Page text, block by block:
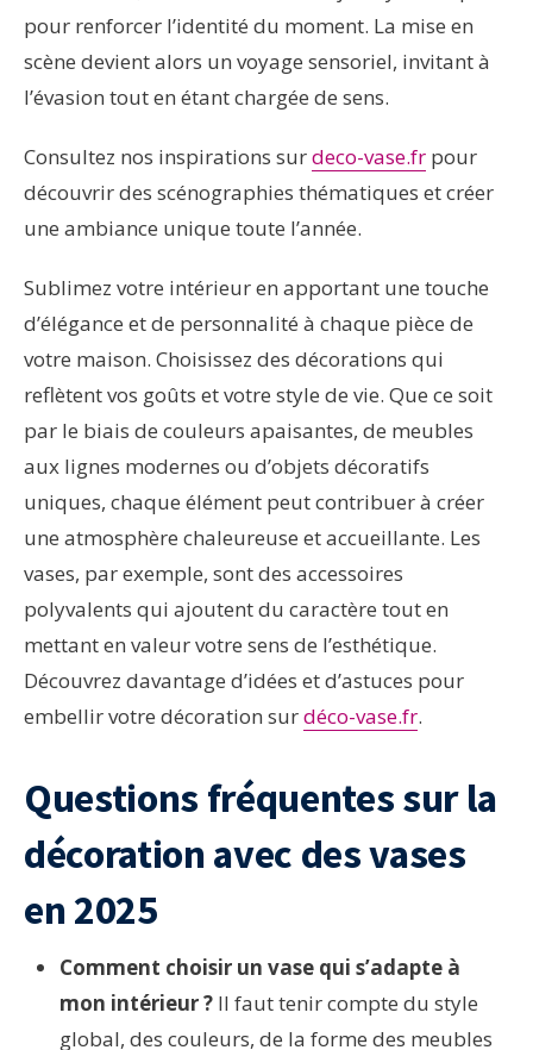
pour renforcer l’identité du moment. La mise en
scène devient alors un voyage sensoriel, invitant à
l’évasion tout en étant chargée de sens.
Consultez nos inspirations surdeco-vase.fr pour
découvrir des scénographies thématiques et créer
une ambiance unique toute l’année.
Sublimez votre intérieur en apportant une touche
d’élégance et de personnalité à chaque pièce de
votre maison. Choisissez des décorations qui
reflètent vos goûts et votre style de vie. Que ce soit
par le biais de couleurs apaisantes, de meubles
aux lignes modernes ou d’objets décoratifs
uniques, chaque élément peut contribuer à créer
une atmosphère chaleureuse et accueillante. Les
vases, par exemple, sont des accessoires
polyvalents qui ajoutent du caractère tout en
mettant en valeur votre sens de l’esthétique.
Découvrez davantage d’idées et d’astuces pour
embellir votre décoration surdéco-vase.fr.
Questions fréquentes sur la
décoration avec des vases
en 2025
Comment choisir un vase qui s’adapte à
mon intérieur ? Il faut tenir compte du style
global, des couleurs, de la forme des meubles